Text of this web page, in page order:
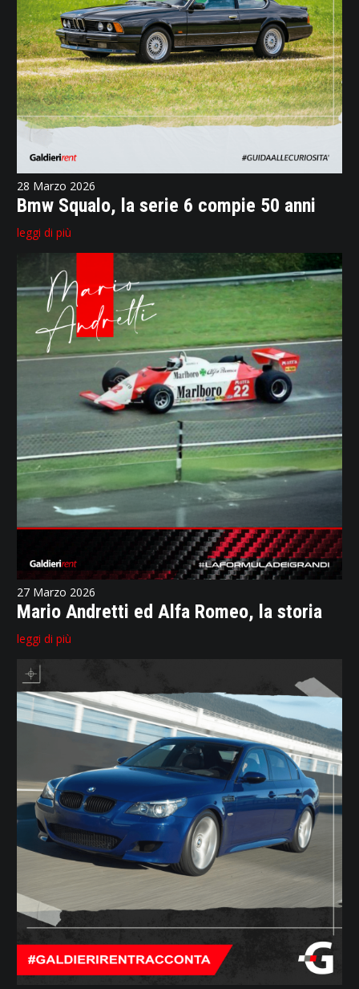
28 Marzo 2026
Bmw Squalo, la serie 6 compie 50 anni
leggi di più
27 Marzo 2026
Mario Andretti ed Alfa Romeo, la storia
leggi di più